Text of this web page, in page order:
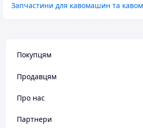
Запчастини для кавомашин та
Покупцям
Продавцям
Про нас
Партнери